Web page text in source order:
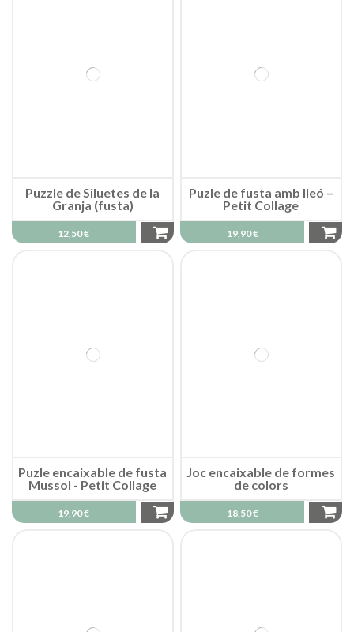
Puzzle de Siluetes de la
Granja (fusta)
12,50 €
Puzle de fusta amb lleó –
Petit Collage
19,90 €
Puzle encaixable de fusta
Mussol - Petit Collage
19,90 €
Joc encaixable de formes
de colors
18,50 €